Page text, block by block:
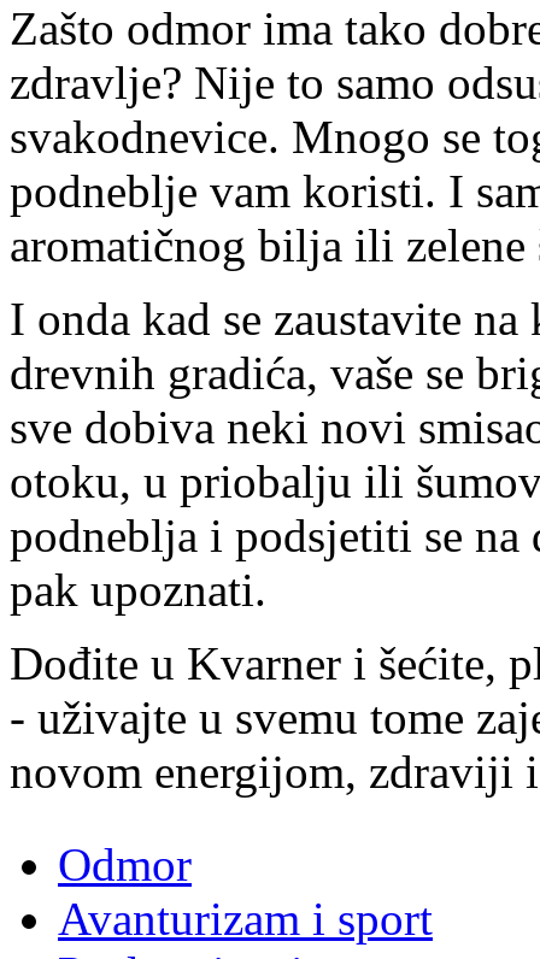
Zašto odmor ima tako
zdravlje? Nije to samo
svakodnevice. Mnogo se
podneblje vam koristi. I
aromatičnog bilja ili
I onda kad se zaustavite
drevnih gradića, vaše se
sve dobiva neki novi
otoku, u priobalju ili
podneblja i podsjetiti se
pak upoznati.
Dođite u Kvarner i šećite,
- uživajte u svemu tome
novom energijom, zdraviji
Odmor
Avanturizam i sport